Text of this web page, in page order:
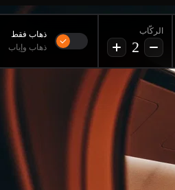
الركّاب
2
ذهاب فقط
ذهاب وإياب